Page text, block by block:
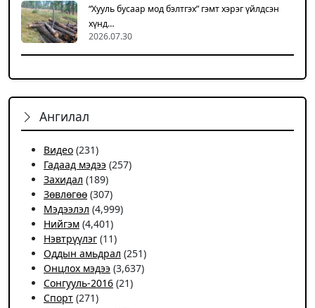
“Хууль бусаар мод бэлтгэх” гэмт хэрэг үйлдсэн
хүнд…
2026.07.30
Ангилал
Видео (231)
Гадаад мэдээ (257)
Захидал (189)
Зөвлөгөө (307)
Мэдээлэл (4,999)
Нийгэм (4,401)
Нэвтрүүлэг (11)
Оддын амьдрал (251)
Онцлох мэдээ (3,637)
Сонгууль-2016 (21)
Спорт (271)